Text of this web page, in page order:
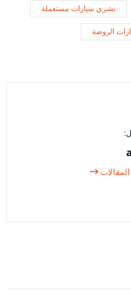
نشري سيارات مستعملة
الروضة